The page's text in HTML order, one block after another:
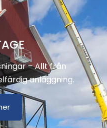
– Allt från
anläggning.